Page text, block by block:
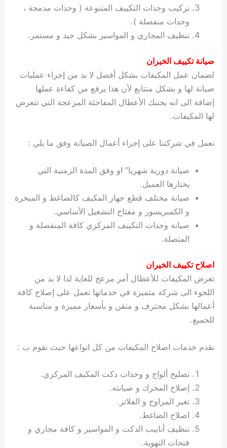
تركيب وحدات التكييف المتنوعة ( وحدات مدمجة ،
وحدات منفصلة ).
تنظيف المجاري و المواسير بشكل جيد و مستمر.
صيانة تكييف الخيران
لضمان عمل المكيفات بشكل أفضل لا بد من إجراء عمليات
صيانة لها و بشكل متتابع لأن هذا يرفع من كفاءة عملها
إضافة الى انه يجنبك الأعطال المفاجئة المزعجة التي تتعرض
لها المكيفات.
نعمل في شركتنا على إجراء أعمال الصيانة وفق ما يلي :
صيانة دورية شهريا” او وفق المدة الزمنية التي
يختارها العميل.
صيانة مختلف قطع جهاز المكيف كالضاغط و المبخرة
و الكمبريسور و مفتاح التشغيل الأساسي.
صيانة وحدات التكييف المركزي كافة المنفصلة و
المتصلة.
اصلاح تكييف الخيران
تعرض المكيفات للأعطال أمر مزعج للغاية لذا لا بد من
اللجوء الى شركة متميزة في خدماتها تعمل على إصلاح كافة
أعمالها بشكل محترف و متقن و بأسعار مميزة و مناسبة
للجميع.
نقدم خدمات اصلاح المكيفات من كل انواعها حيث نقوم ب :
تصليح ألواح و وحدات دكت المكيف المركزي.
إصلاح المحرك و صيانته.
تغير المراوح و الفلاتر.
اصلاح الضاغط.
تنظيف أنابيب الدكت و المواسير و كافة مجاري و
فتحات التهوية.